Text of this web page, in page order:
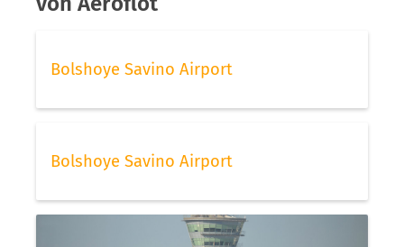
Bolshoye Savino Airport
Bolshoye Savino Airport